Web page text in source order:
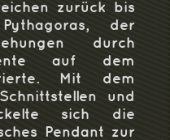
zurück bis
der
durch
auf dem
Mit dem
und
sich die
Pendant zur